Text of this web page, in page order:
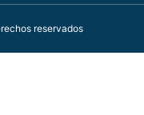
reservados